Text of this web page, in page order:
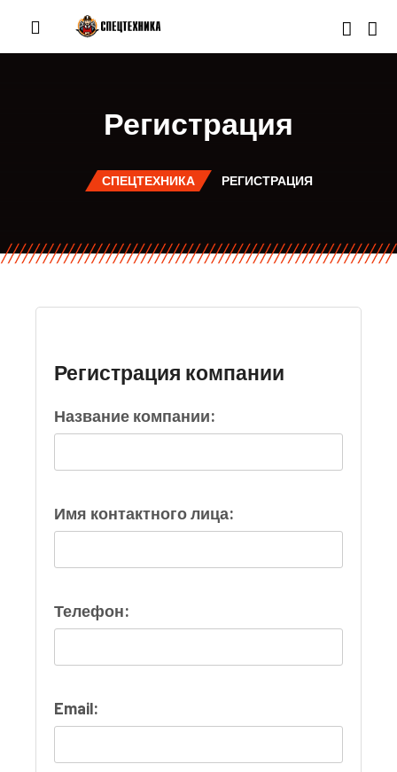
Регистрация
СПЕЦТЕХНИКА РЕГИСТРАЦИЯ
Регистрация компании
Название компании:
Имя контактного лица:
Телефон:
Email: